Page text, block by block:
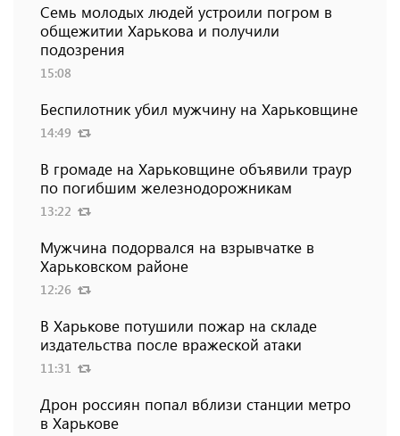
Семь молодых людей устроили погром в
общежитии Харькова и получили
подозрения
15:08
Беспилотник убил мужчину на Харьковщине
14:49
В громаде на Харьковщине объявили траур
по погибшим железнодорожникам
13:22
Мужчина подорвался на взрывчатке в
Харьковском районе
12:26
В Харькове потушили пожар на складе
издательства после вражеской атаки
11:31
Дрон россиян попал вблизи станции метро
в Харькове